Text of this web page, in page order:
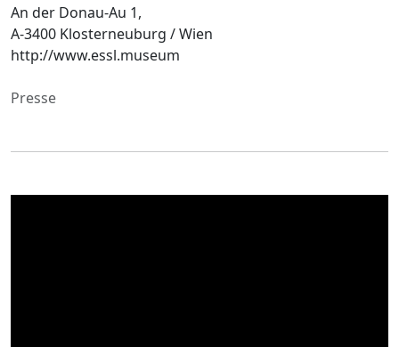
An der Donau-Au 1,
A-3400 Klosterneuburg / Wien
http://www.essl.museum
Presse